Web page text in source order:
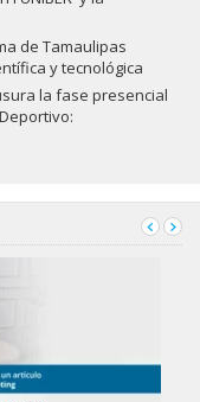
de Tamaulipas
y tecnológica
la fase presencial